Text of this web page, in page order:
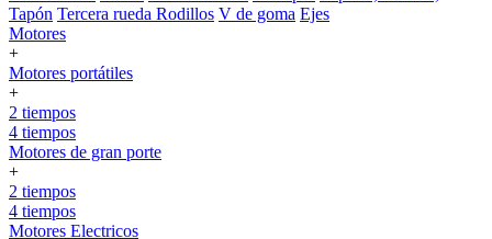
Tapón Tercera rueda Rodillos V de goma Ejes
Motores
+
Motores portátiles
+
2 tiempos
4 tiempos
Motores de gran porte
+
2 tiempos
4 tiempos
Motores Electricos